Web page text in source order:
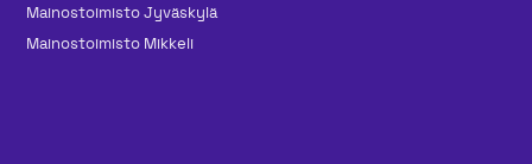
Mainos­toimisto Jyväskylä
Mainos­toimisto Mikkeli